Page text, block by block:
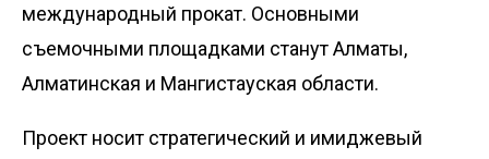
международный прокат. Основными
съемочными площадками станут Алматы,
Алматинская и Мангистауская области.
Проект носит стратегический и имиджевый